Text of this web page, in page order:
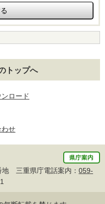
トップへ
ロード
わせ
三重県庁電話案内： 059-